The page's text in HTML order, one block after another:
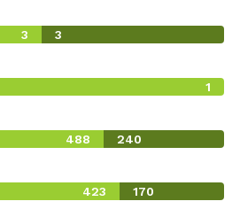
3 3
1
488 240
423 170